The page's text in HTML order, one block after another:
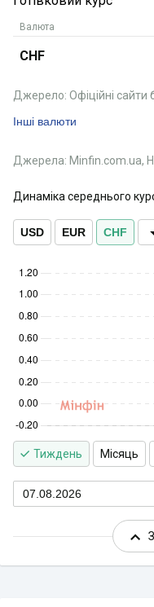
Валюта
CHF
Інші валюти
Джерело: Офіційні сайти
Джерела: Minfin.com.ua,
Динаміка середнього
USD EUR CHF
Тиждень Місяць
07.08.2026